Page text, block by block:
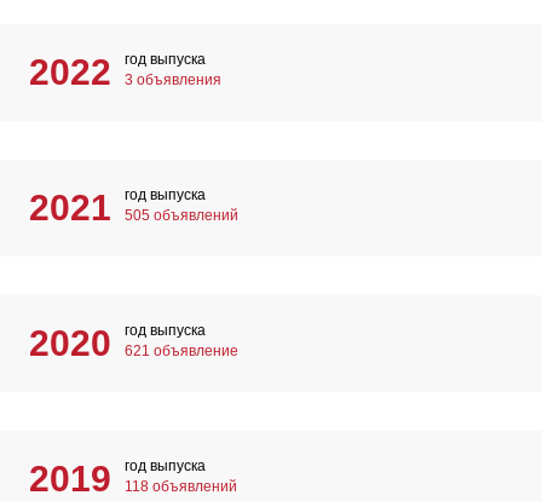
2022
год выпуска
3 объявления
2021
год выпуска
505 объявлений
2020
год выпуска
621 объявление
2019
год выпуска
118 объявлений